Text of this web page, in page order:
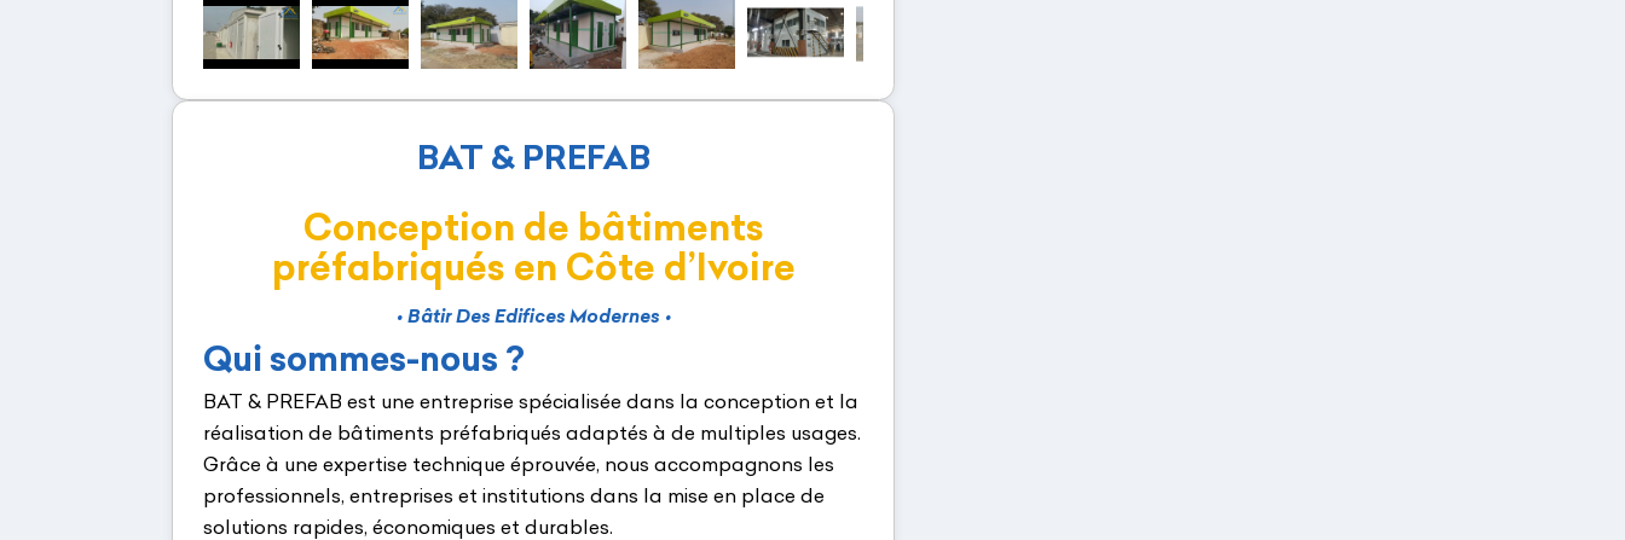
BAT & PREFAB
Conception de bâtiments
préfabriqués en Côte d’Ivoire
• Bâtir Des Edifices Modernes •
Qui sommes-nous ?
BAT & PREFAB est une entreprise spécialisée dans la conception et la
réalisation de bâtiments préfabriqués adaptés à de multiples usages.
Grâce à une expertise technique éprouvée, nous accompagnons les
professionnels, entreprises et institutions dans la mise en place de
solutions rapides, économiques et durables.